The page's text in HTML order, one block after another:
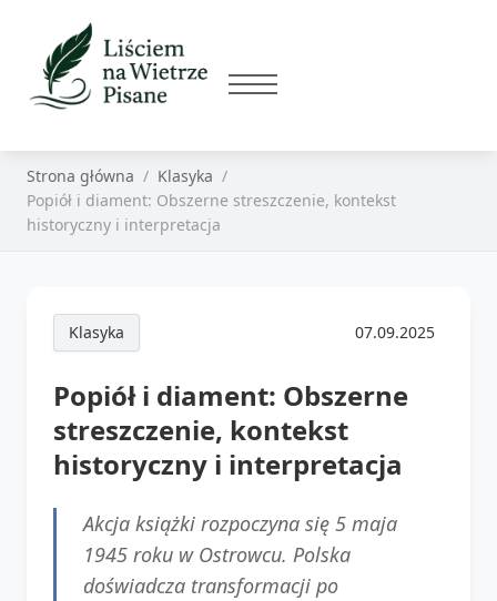
Strona główna
Klasyka
Popiół i diament: Obszerne streszczenie, kontekst
historyczny i interpretacja
Klasyka 07.09.2025
Popiół i diament: Obszerne
streszczenie, kontekst
historyczny i interpretacja
Akcja książki rozpoczyna się 5 maja
1945 roku w Ostrowcu. Polska
doświadcza transformacji po